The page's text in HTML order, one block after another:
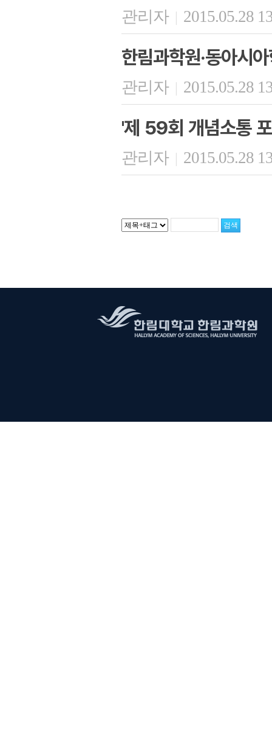
관리자 | 2015.05.28
한림과학원·동아시
관리자 | 2015.05.28
'제 59회 개념소통
관리자 | 2015.05.28